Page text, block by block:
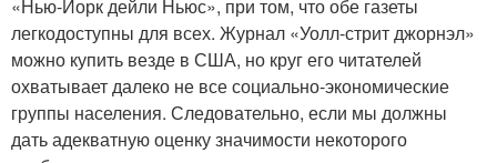
«Нью-Йорк дейли Ньюс», при том, что обе газеты
легкодоступны для всех. Журнал «Уолл-стрит джорнэл»
можно купить везде в США, но круг его читателей
охватывает далеко не все социально-экономические
группы населения. Следовательно, если мы должны
дать адекватную оценку значимости некоторого